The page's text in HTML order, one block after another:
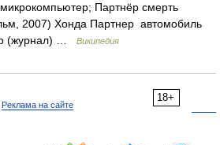
Партнёр смерть
2007) Хонда Партнер автомобиль
(журнал) …
Википедия
18+
Реклама на сайте